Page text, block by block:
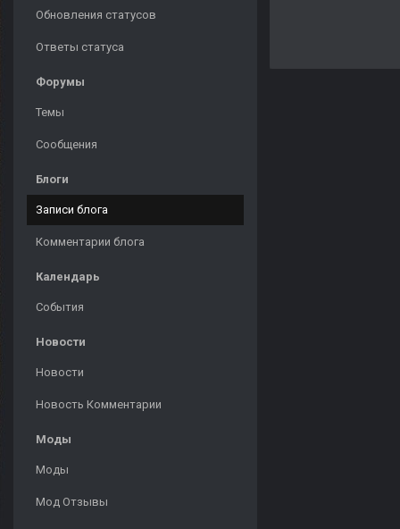
Обновления статусов
Ответы статуса
Форумы
Темы
Сообщения
Блоги
Записи блога
Комментарии блога
Календарь
События
Новости
Новости
Новость Комментарии
Моды
Моды
Мод Отзывы